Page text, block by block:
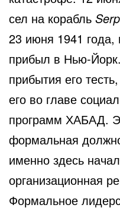
сел на корабль
23 июня 1941 года,
прибыл в Нью-
прибытия его
его во главе
программ ХАБАД.
формальная
именно здесь
организационная
Формальное